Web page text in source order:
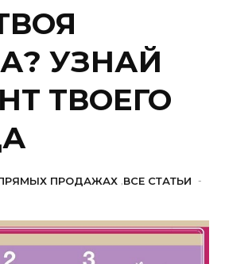
УЗНАЙ
ТВОЕГО
ПРОДАЖАХ ,ВСЕ СТАТЬИ -